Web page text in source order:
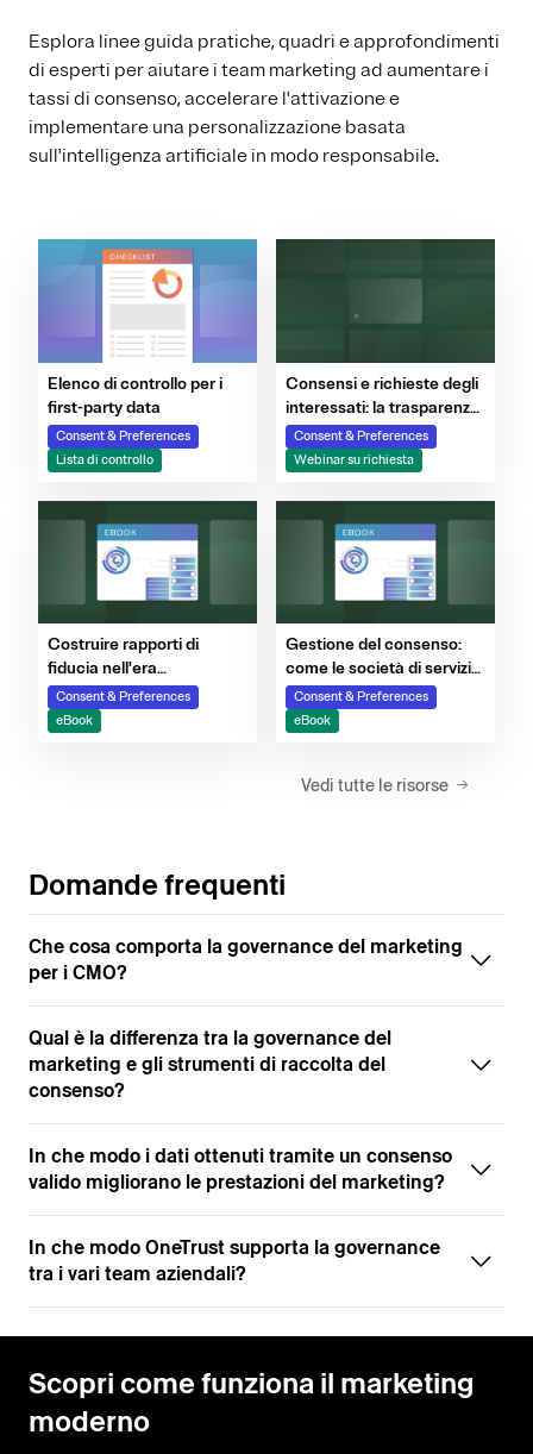
Esplora linee guida pratiche, quadri e approfondimenti
di esperti per aiutare i team marketing ad aumentare i
tassi di consenso, accelerare l'attivazione e
implementare una personalizzazione basata
sull'intelligenza artificiale in modo responsabile.
Elenco di controllo per i
first-party data
Consent & Preferences
Lista di controllo
Consensi e richieste degli
interessati: la trasparenza
come chiave di volta per la
fidelizzazione
Consent & Preferences
Webinar su richiesta
Costruire rapporti di
fiducia nell'era
dell'intelligenza artificiale:
una guida al consenso,
alla privacy e
Consent & Preferences
eBook
Gestione del consenso:
come le società di servizi
finanziari costruiscono
rapporti basati sulla
fiducia
Consent & Preferences
eBook
Vedi tutte le risorse
Domande frequenti
Che cosa comporta la governance del marketing
per i CMO?
Qual è la differenza tra la governance del
marketing e gli strumenti di raccolta del
consenso?
In che modo i dati ottenuti tramite un consenso
valido migliorano le prestazioni del marketing?
In che modo OneTrust supporta la governance
tra i vari team aziendali?
Scopri come funziona il marketing
moderno